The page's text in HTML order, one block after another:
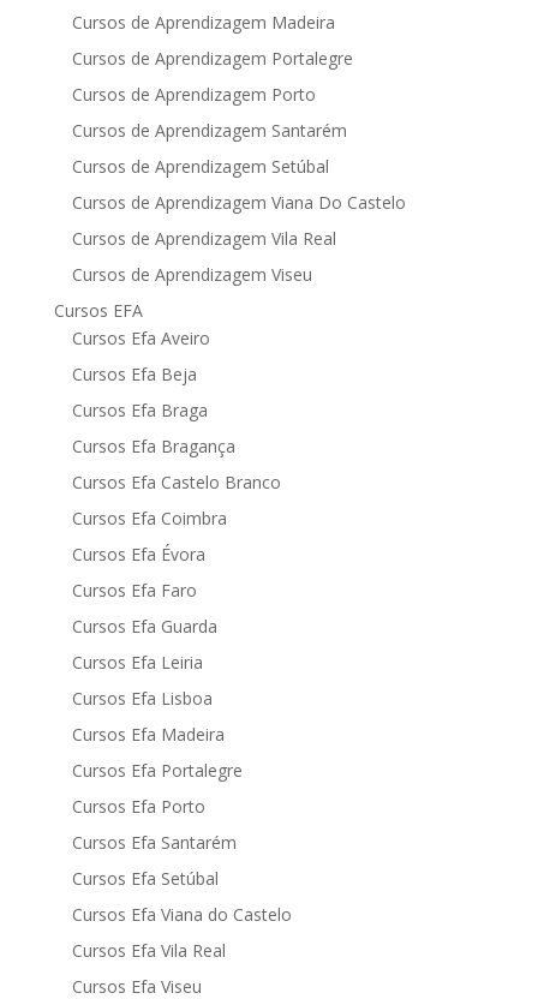
Cursos de Aprendizagem Madeira
Cursos de Aprendizagem Portalegre
Cursos de Aprendizagem Porto
Cursos de Aprendizagem Santarém
Cursos de Aprendizagem Setúbal
Cursos de Aprendizagem Viana Do Castelo
Cursos de Aprendizagem Vila Real
Cursos de Aprendizagem Viseu
Cursos EFA
Cursos Efa Aveiro
Cursos Efa Beja
Cursos Efa Braga
Cursos Efa Bragança
Cursos Efa Castelo Branco
Cursos Efa Coimbra
Cursos Efa Évora
Cursos Efa Faro
Cursos Efa Guarda
Cursos Efa Leiria
Cursos Efa Lisboa
Cursos Efa Madeira
Cursos Efa Portalegre
Cursos Efa Porto
Cursos Efa Santarém
Cursos Efa Setúbal
Cursos Efa Viana do Castelo
Cursos Efa Vila Real
Cursos Efa Viseu